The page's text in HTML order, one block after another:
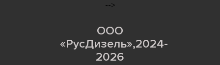
-->
ООО
«РусДизель»,2024-
2026